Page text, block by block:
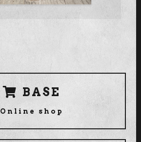
BASE
Online shop